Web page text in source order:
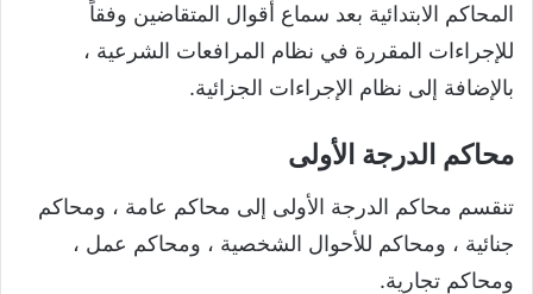
المحاكم الابتدائية بعد سماع أقوال المتقاضين وفقاً
للإجراءات المقررة في نظام المرافعات الشرعية ،
بالإضافة إلى نظام الإجراءات الجزائية.
محاكم الدرجة الأولى
تنقسم محاكم الدرجة الأولى إلى محاكم عامة ، ومحاكم
جنائية ، ومحاكم للأحوال الشخصية ، ومحاكم عمل ،
ومحاكم تجارية.